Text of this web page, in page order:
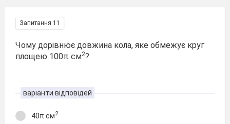
Запитання 11
Чому дорівнює довжина кола, яке обмежує круг
площею 100π см2?
варіанти відповідей
40π см2